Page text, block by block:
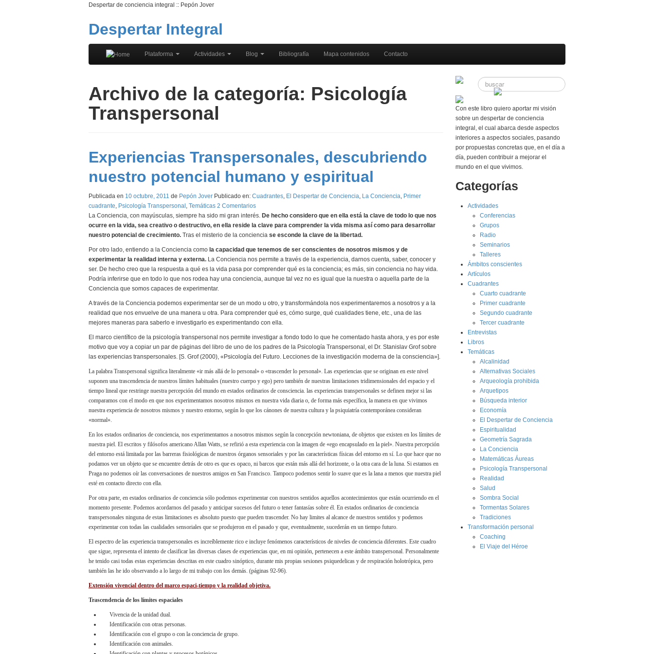
Despertar de conciencia integral :: Pepón Jover
Despertar Integral
Plataforma Actividades Blog Bibliografía Mapa contenidos Contacto
Archivo de la categoría: Psicología
Transpersonal
Experiencias Transpersonales, descubriendo
nuestro potencial humano y espiritual
Publicada en 10 octubre, 2011 de Pepón Jover Publicado en: Cuadrantes, El Despertar de Conciencia, La Conciencia, Primer
cuadrante, Psicología Transpersonal, Temáticas 2 Comentarios
La Conciencia, con mayúsculas, siempre ha sido mi gran interés. De hecho considero que en ella está la clave de todo lo que nos
ocurre en la vida, sea creativo o destructivo, en ella reside la clave para comprender la vida misma así como para desarrollar
nuestro potencial de crecimiento. Tras el misterio de la conciencia se esconde la clave de la libertad.
Por otro lado, entiendo a la Conciencia como la capacidad que tenemos de ser conscientes de nosotros mismos y de
experimentar la realidad interna y externa. La Conciencia nos permite a través de la experiencia, darnos cuenta, saber, conocer y
ser. De hecho creo que la respuesta a qué es la vida pasa por comprender qué es la conciencia; es más, sin conciencia no hay vida.
Podría inferirse que en todo lo que nos rodea hay una conciencia, aunque tal vez no es igual que la nuestra o aquella parte de la
Conciencia que somos capaces de experimentar.
A través de la Conciencia podemos experimentar ser de un modo u otro, y transformándola nos experimentaremos a nosotros y a la
realidad que nos envuelve de una manera u otra. Para comprender qué es, cómo surge, qué cualidades tiene, etc., una de las
mejores maneras para saberlo e investigarlo es experimentando con ella.
El marco científico de la psicología transpersonal nos permite investigar a fondo todo lo que he comentado hasta ahora, y es por este
motivo que voy a copiar un par de páginas del libro de uno de los padres de la Psicología Transpersonal, el Dr. Stanislav Grof sobre
las experiencias transpersonales. [S. Grof (2000), «Psicología del Futuro. Lecciones de la investigación moderna de la consciencia»].
La palabra Transpersonal significa literalmente «ir más allá de lo personal» o «trascender lo personal». Las experiencias que se originan en este nivel
suponen una trascendencia de nuestros límites habituales (nuestro cuerpo y ego) pero también de nuestras limitaciones tridimensionales del espacio y el
tiempo lineal que restringe nuestra percepción del mundo en estados ordinarios de consciencia. las experiencias transpersonales se definen mejor si las
comparamos con el modo en que nos experimentamos nosotros mismos en nuestra vida diaria o, de forma más específica, la manera en que vivimos
nuestra experiencia de nosotros mismos y nuestro entorno, según lo que los cánones de nuestra cultura y la psiquiatría contemporánea consideran
«normal».
En los estados ordinarios de conciencia, nos experimentamos a nosotros mismos según la concepción newtoniana, de objetos que existen en los límites de
nuestra piel. El escritos y filósofos americano Allan Watts, se refirió a esta experiencia con la imagen de «ego encapsulado en la piel». Nuestra percepción
del entorno está limitada por las barreras fisiológicas de nuestros órganos sensoriales y por las características físicas del entorno en sí. Lo que hace que no
podamos ver un objeto que se encuentre detrás de otro es que es opaco, ni barcos que están más allá del horizonte, o la otra cara de la luna. Si estamos en
Praga no podemos oír las conversaciones de nuestros amigos en San Francisco. Tampoco podemos sentir lo suave que es la lana a menos que nuestra piel
esté en contacto directo con ella.
Por otra parte, en estados ordinarios de conciencia sólo podemos experimentar con nuestros sentidos aquellos acontecimientos que están ocurriendo en el
momento presente. Podemos acordarnos del pasado y anticipar sucesos del futuro o tener fantasías sobre él. En estados ordinarios de conciencia
transpersonales ninguna de estas limitaciones es absoluto puesto que pueden trascender. No hay limites al alcance de nuestros sentidos y podemos
experimentar con todas las cualidades sensoriales que se produjeron en el pasado y que, eventualmente, sucederán en un tiempo futuro.
El espectro de las experiencia transpersonales es increíblemente rico e incluye fenómenos característicos de niveles de conciencia diferentes. Este cuadro
que sigue, representa el intento de clasificar las diversas clases de experiencias que, en mi opinión, pertenecen a este ámbito transpersonal. Personalmente
he tenido casi todas estas experiencias descritas en este cuadro sinóptico, durante mis propias sesiones psiquedelicas y de respiración holotrópica, pero
también las he ido observando a lo largo de mi trabajo con los demás. (páginas 92-96).
Extensión vivencial dentro del marco espaci-tiempo y la realidad objetiva.
Trascendencia de los límites espaciales
Vivencia de la unidad dual.
Identificación con otras personas.
Identificación con el grupo o con la conciencia de grupo.
Identificación con animales.
Con este libro quiero aportar mi visión
sobre un despertar de conciencia
integral, el cual abarca desde aspectos
interiores a aspectos sociales, pasando
por propuestas concretas que, en el día a
día, pueden contribuir a mejorar el
mundo en el que vivimos.
Categorías
Actividades
Conferencias
Grupos
Radio
Seminarios
Talleres
Ámbitos conscientes
Artículos
Cuadrantes
Cuarto cuadrante
Primer cuadrante
Segundo cuadrante
Tercer cuadrante
Entrevistas
Libros
Temáticas
Alcalinidad
Alternativas Sociales
Arqueología prohibida
Arquetipos
Búsqueda interior
Economía
El Despertar de Conciencia
Espiritualidad
Geometría Sagrada
La Conciencia
Matemáticas Áureas
Psicología Transpersonal
Realidad
Salud
Sombra Social
Tormentas Solares
Tradiciones
Transformación personal
Coaching
El Viaje del Héroe